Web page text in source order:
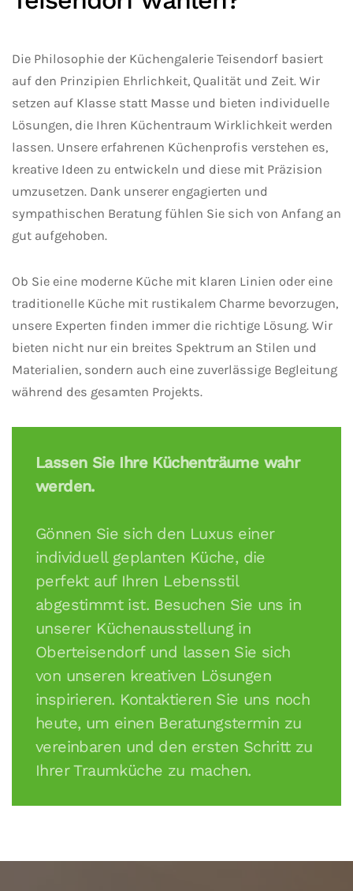
Die Philosophie der Küchengalerie Teisendorf basiert
auf den Prinzipien Ehrlichkeit, Qualität und Zeit. Wir
setzen auf Klasse statt Masse und bieten individuelle
Lösungen, die Ihren Küchentraum Wirklichkeit werden
lassen. Unsere erfahrenen Küchenprofis verstehen es,
kreative Ideen zu entwickeln und diese mit Präzision
umzusetzen. Dank unserer engagierten und
sympathischen Beratung fühlen Sie sich von Anfang an
gut aufgehoben.
Ob Sie eine moderne Küche mit klaren Linien oder eine
traditionelle Küche mit rustikalem Charme bevorzugen,
unsere Experten finden immer die richtige Lösung. Wir
bieten nicht nur ein breites Spektrum an Stilen und
Materialien, sondern auch eine zuverlässige Begleitung
während des gesamten Projekts.
Lassen Sie Ihre Küchenträume wahr
werden.
Gönnen Sie sich den Luxus einer
individuell geplanten Küche, die
perfekt auf Ihren Lebensstil
abgestimmt ist. Besuchen Sie uns in
unserer Küchenausstellung in
Oberteisendorf und lassen Sie sich
von unseren kreativen Lösungen
inspirieren. Kontaktieren Sie uns noch
heute, um einen Beratungstermin zu
vereinbaren und den ersten Schritt zu
Ihrer Traumküche zu machen.